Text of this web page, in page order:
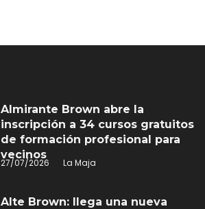
Almirante Brown abre la
inscripción a 34 cursos gratuitos
de formación profesional para
vecinos
27/07/2026 La Maja
Alte Brown: llega una nueva